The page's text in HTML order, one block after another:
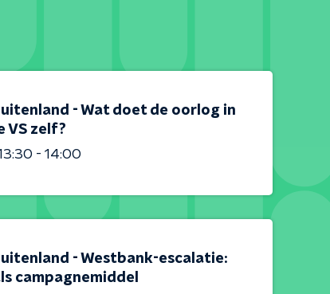
- Wat doet de oorlog in
VS zelf?
- 14:00
- Westbank-escalatie:
campagnemiddel